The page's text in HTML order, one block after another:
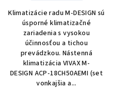
Klimatizácie radu M-DESIGN sú
úsporné klimatizačné
zariadenia s vysokou
účinnosťou a tichou
prevádzkou. Nástenná
klimatizácia VIVAX M-
DESIGN ACP-18CH50AEMI (set
vonkajšia a...